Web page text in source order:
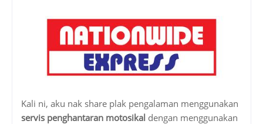
Kali ni, aku nak share plak pengalaman menggunakan
servis penghantaran motosikal dengan menggunakan